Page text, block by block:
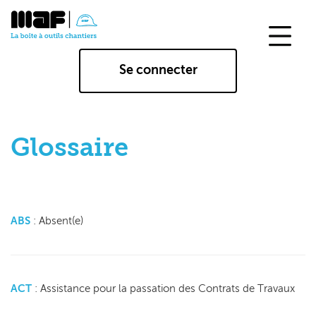
contenu
Se connecter
Glossaire
ABS : Absent(e)
ACT : Assistance pour la passation des Contrats de Travaux